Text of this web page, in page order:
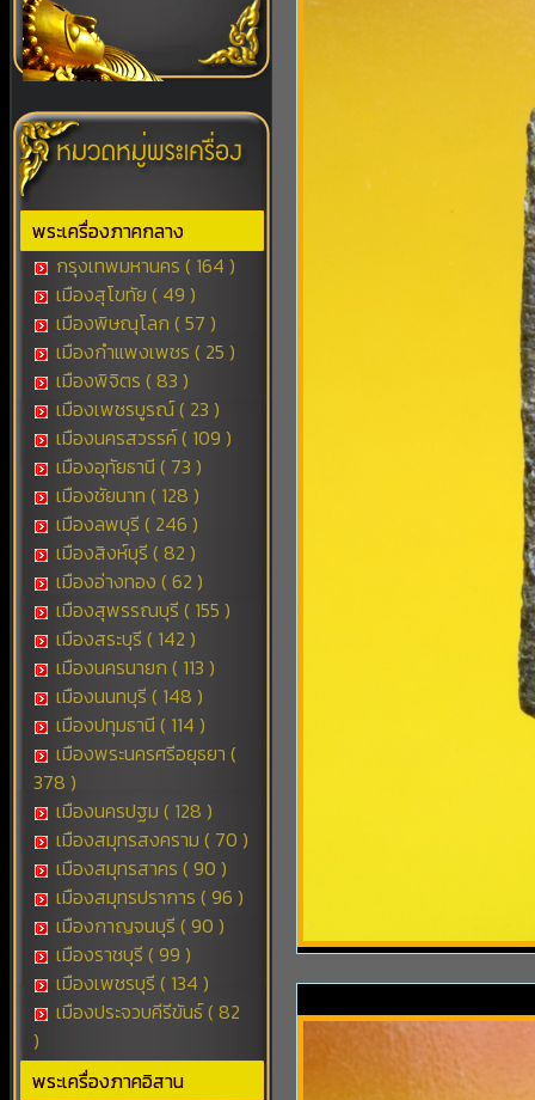
พระเครื่องภาคกลาง
กรุงเทพมหานคร ( 164 )
เมืองสุโขทัย ( 49 )
เมืองพิษณุโลก ( 57 )
เมืองกำแพงเพชร ( 25 )
เมืองพิจิตร ( 83 )
เมืองเพชรบูรณ์ ( 23 )
เมืองนครสวรรค์ ( 109 )
เมืองอุทัยธานี ( 73 )
เมืองชัยนาท ( 128 )
เมืองลพบุรี ( 246 )
เมืองสิงห์บุรี ( 82 )
เมืองอ่างทอง ( 62 )
เมืองสุพรรณบุรี ( 155 )
เมืองสระบุรี ( 142 )
เมืองนครนายก ( 113 )
เมืองนนทบุรี ( 148 )
เมืองปทุมธานี ( 114 )
เมืองพระนครศรีอยุธยา (
378 )
เมืองนครปฐม ( 128 )
เมืองสมุทรสงคราม ( 70 )
เมืองสมุทรสาคร ( 90 )
เมืองสมุทรปราการ ( 96 )
เมืองกาญจนบุรี ( 90 )
เมืองราชบุรี ( 99 )
เมืองเพชรบุรี ( 134 )
เมืองประจวบคีรีขันธ์ ( 82
)
พระเครื่องภาคอิสาน